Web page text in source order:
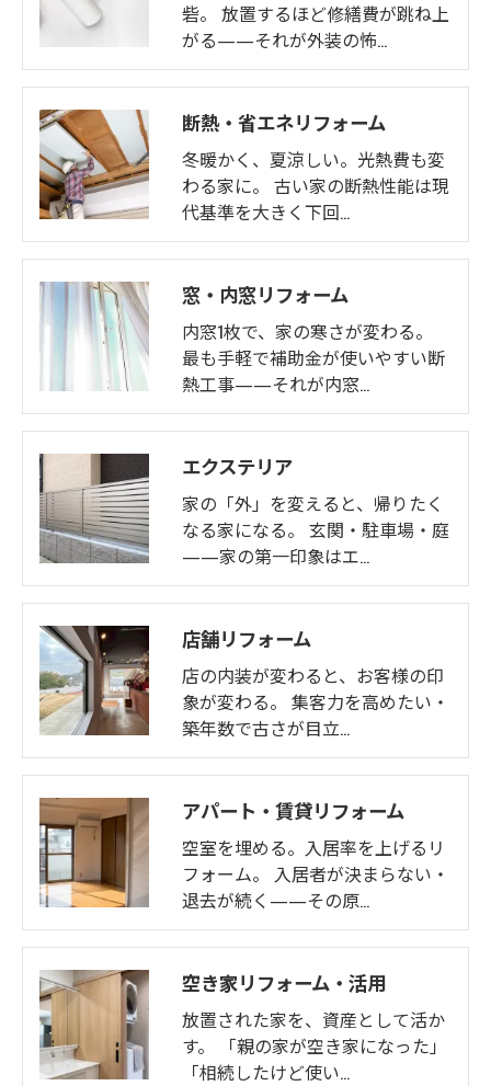
砦。 放置するほど修繕費が跳ね上
がる——それが外装の怖…
断熱・省エネリフォーム
冬暖かく、夏涼しい。光熱費も変
わる家に。 古い家の断熱性能は現
代基準を大きく下回…
窓・内窓リフォーム
内窓1枚で、家の寒さが変わる。
最も手軽で補助金が使いやすい断
熱工事——それが内窓…
エクステリア
家の「外」を変えると、帰りたく
なる家になる。 玄関・駐車場・庭
——家の第一印象はエ…
店舗リフォーム
店の内装が変わると、お客様の印
象が変わる。 集客力を高めたい・
築年数で古さが目立…
アパート・賃貸リフォーム
空室を埋める。入居率を上げるリ
フォーム。 入居者が決まらない・
退去が続く——その原…
空き家リフォーム・活用
放置された家を、資産として活か
す。 「親の家が空き家になった」
「相続したけど使い…